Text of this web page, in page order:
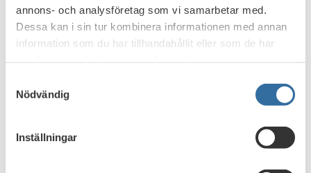
annons- och analysföretag som vi samarbetar med.
Dessa kan i sin tur kombinera informationen med annan
information som du har tillhandahållit eller som de har
Nödvändig
Inställningar